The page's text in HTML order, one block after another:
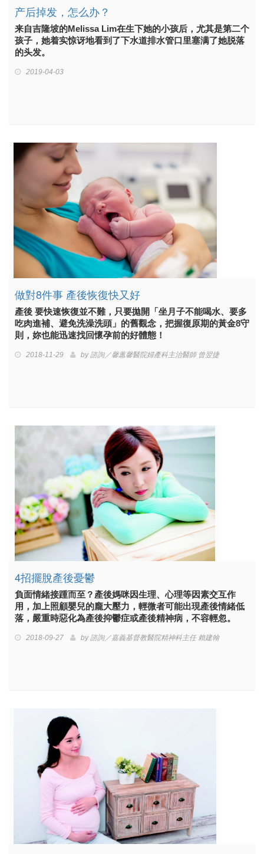
产后掉发，怎么办？
来自吉隆坡的Melissa Lim在生下她的小孩后，尤其是第二个
孩子，她着实惊讶地看到了下水道排水管口里塞满了她脱落
的头发。
2019-04-03
做對8件事 產後恢復快又好
產後 要快速恢復並不難，只要拋開「坐月子不能喝水、要多
吃肉進補、避免洗澡洗頭」的舊觀念，把握復原期的黃金8守
則，妳也能迅速找回懷孕前的好體態！
2018-11-29 by諮詢／馨蕙馨醫院婦產科主治醫師 曾翌捷
4招擺脫產後憂鬱
負面情緒接踵而至？產後媽咪因生理、心理等因素交互作
用，加上照顧嬰兒的龐大壓力，輕微者可能出現產後情緒低
落，嚴重時惡化為產後抑鬱症或產後精神病，不容輕忽。
2018-09-27 by諮詢／嘉義基督教醫院精神科主任 賴建翰